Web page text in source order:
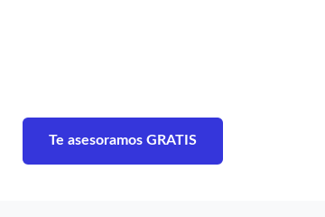
Te asesoramos GRATIS